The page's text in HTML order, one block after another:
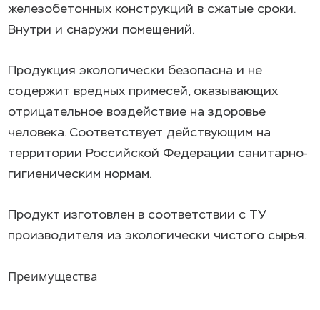
железобетонных конструкций в сжатые сроки.
Внутри и снаружи помещений.
Продукция экологически безопасна и не
содержит вредных примесей, оказывающих
отрицательное воздействие на здоровье
человека. Соответствует действующим на
территории Российской Федерации санитарно-
гигиеническим нормам.
Продукт изготовлен в соответствии с ТУ
производителя из экологически чистого сырья.
Преимущества